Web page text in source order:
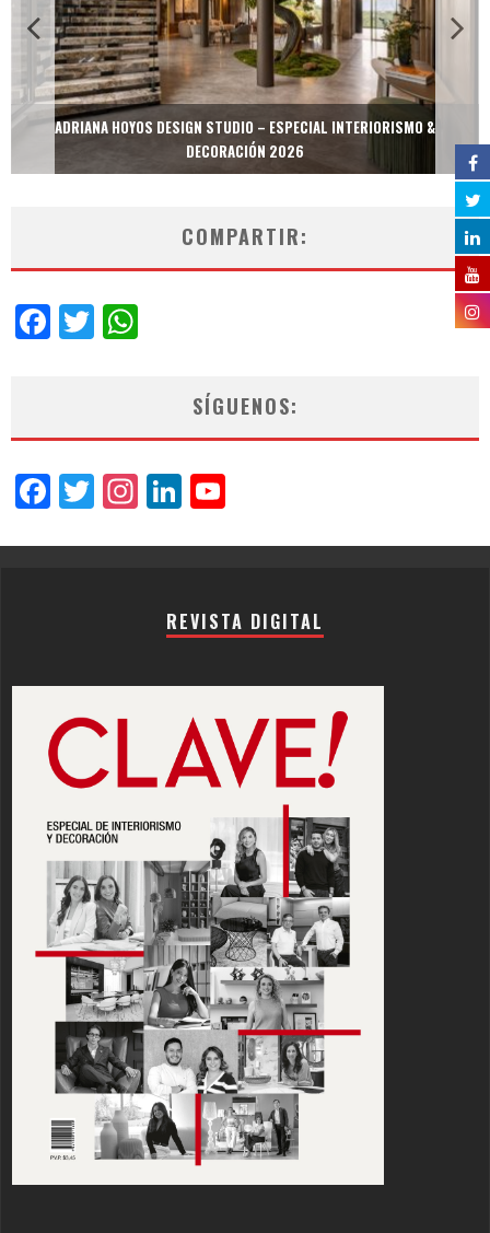
ADRIANA HOYOS DESIGN STUDIO – ESPECIAL INTERIORISMO &
DECORACIÓN 2026
COMPARTIR:
Facebook
Twitter
SÍGUENOS:
Facebook
Twitter
Instagram
LinkedIn
REVISTA DIGITAL